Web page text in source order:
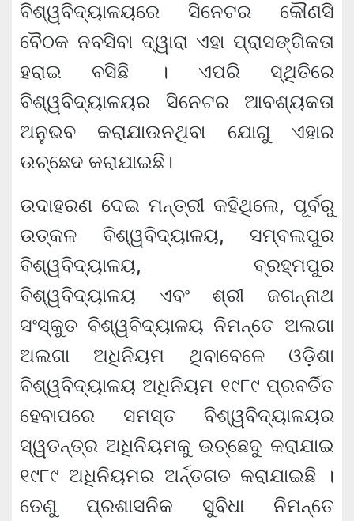
ବିଶ୍ୱବିଦ୍ୟାଳୟରେ ସିନେଟର କୌଣସି
ବୈଠକ ନବସିବା ଦ୍ୱାରା ଏହା ପ୍ରାସଙ୍ଗିକତା
ହରାଇ ବସିଛି । ଏପରି ସ୍ଥିତିରେ
ବିଶ୍ୱବିଦ୍ୟାଳୟର ସିନେଟର ଆବଶ୍ୟକତା
ଅନୁଭବ କରାଯାଉନଥିବା ଯୋଗୁ ଏହାର
ଉଚ୍ଛେଦ କରାଯାଇଛି।
ଉଦାହରଣ ଦେଇ ମନ୍ତ୍ରୀ କହିଥିଲେ, ପୂର୍ବରୁ
ଉତ୍କଳ ବିଶ୍ୱବିଦ୍ୟାଳୟ, ସମ୍ବଲପୁର
ବିଶ୍ୱବିଦ୍ୟାଳୟ, ବ୍ରହ୍ମପୁର
ବିଶ୍ୱବିଦ୍ୟାଳୟ ଏବଂ ଶ୍ରୀ ଜଗନ୍ନାଥ
ସଂସ୍କୁତ ବିଶ୍ୱବିଦ୍ୟାଳୟ ନିମନ୍ତେ ଅଲଗା
ଅଲଗା ଅଧିନିୟମ ଥିବାବେଳେ ଓଡ଼ିଶା
ବିଶ୍ୱବିଦ୍ୟାଳୟ ଅଧିନିୟମ ୧୯୮୯ ପ୍ରବର୍ତିତ
ହେବାପରେ ସମସ୍ତ ବିଶ୍ୱବିଦ୍ୟାଳୟର
ସ୍ୱତନ୍ତ୍ର ଅଧିନିୟମକୁ ଉଚ୍ଛେଦୁ କରାଯାଇ
୧୯୮୯ ଅଧିନିୟମର ଅର୍ନ୍ତଗତ କରାଯାଇଛି ।
ତେଣୁ ପ୍ରଶାସନିକ ସୁବିଧା ନିମନ୍ତେ